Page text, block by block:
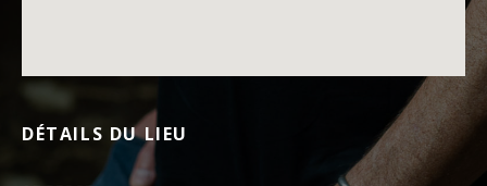
DÉTAILS DU LIEU